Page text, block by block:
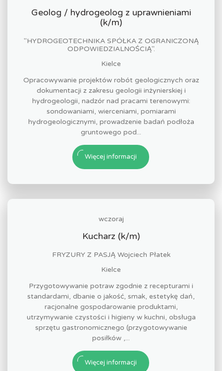
Geolog / hydrogeolog z uprawnieniami
(k/m)
"HYDROGEOTECHNIKA SPÓŁKA Z OGRANICZONĄ
ODPOWIEDZIALNOŚCIĄ".
Kielce
Opracowywanie projektów robót geologicznych oraz
dokumentacji z zakresu geologii inżynierskiej i
hydrogeologii, nadzór nad pracami terenowymi:
sondowaniami, wierceniami, pomiarami
hydrogeologicznymi, prowadzenie badań podłoża
gruntowego pod...
Więcej informacji
wczoraj
Kucharz (k/m)
FRYZURY Z PASJĄ Wojciech Płatek
Kielce
Przygotowywanie potraw zgodnie z recepturami i
standardami, dbanie o jakość, smak, estetykę dań,
racjonalne gospodarowanie produktami,
utrzymywanie czystości i higieny w kuchni, obsługa
sprzętu gastronomicznego (przygotowywanie
posiłków ,...
Więcej informacji